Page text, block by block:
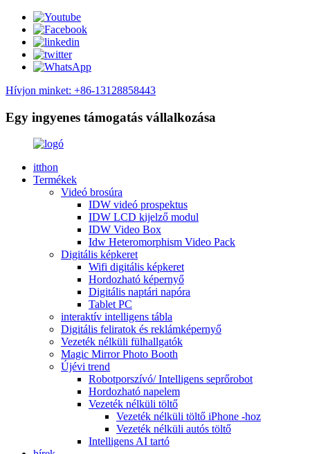
Hívjon minket: +86-13128858443
Egy ingyenes támogatás vállalkozása
itthon
Termékek
Videó brosúra
IDW videó prospektus
IDW LCD kijelző modul
IDW Video Box
Idw Heteromorphism Video Pack
Digitális képkeret
Wifi digitális képkeret
Hordozható képernyő
Digitális naptári napóra
Tablet PC
interaktív intelligens tábla
Digitális feliratok és reklámképernyő
Vezeték nélküli fülhallgatók
Magic Mirror Photo Booth
Újévi trend
Robotporszívó/ Intelligens seprőrobot
Hordozható napelem
Vezeték nélküli töltő
Vezeték nélküli töltő iPhone -hoz
Vezeték nélküli autós töltő
Intelligens AI tartó